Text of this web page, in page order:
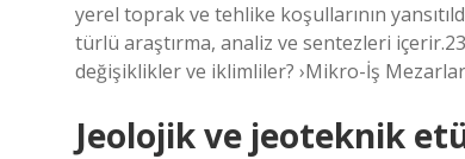
yerel toprak ve tehlike koşullarının
türlü araştırma, analiz ve sentezleri
değişiklikler ve iklimliler? ›Mikro-İş
Jeolojik ve jeoteknik